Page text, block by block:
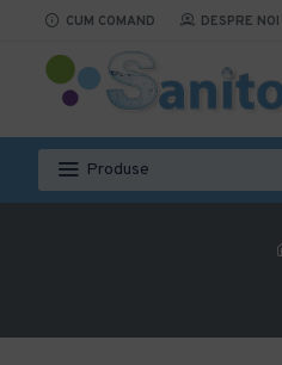
CUM COMAND DESPRE NOI
Produse